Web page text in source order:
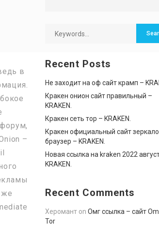
в
–
же
Recent Posts
Не заходит на оф сайт крамп –
Кракен онион сайт правильный –
KRAKEN.
Кракен сеть тор – KRAKEN.
Кракен официальный сайт
браузер – KRAKEN.
Новая ссылка на kraken 2022
KRAKEN.
Recent Comments
Херомант on Омг ссылка – сайт
Tor